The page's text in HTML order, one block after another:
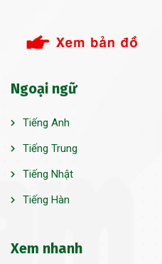
Ngoại ngữ
Tiếng Anh
Tiếng Trung
Tiếng Nhật
Tiếng Hàn
Xem nhanh